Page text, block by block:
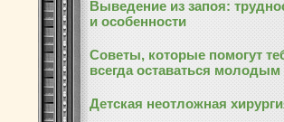
Выведение из запоя:
и особенности
Советы, которые помогут
всегда оставаться молодым
Детская неотложная